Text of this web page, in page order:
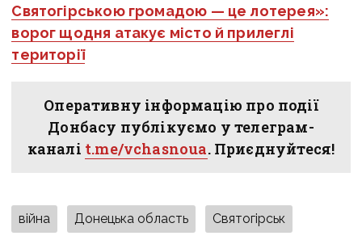
Святогірською громадою — це лотерея»:
ворог щодня атакує місто й прилеглі
території
Оперативну інформацію про події
Донбасу публікуємо у телеграм-
каналі t.me/vchasnoua. Приєднуйтеся!
війна Донецька область Святогірськ